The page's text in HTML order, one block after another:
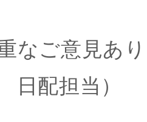
なご意見あ
日配担当）